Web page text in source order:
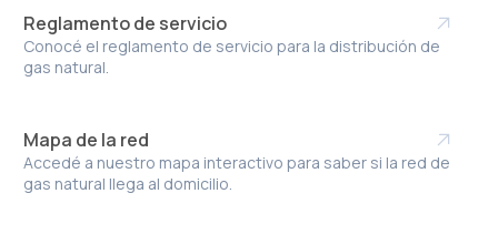
Reglamento de servicio
Conocé el reglamento de servicio para la distribución de
gas natural.
Mapa de la red
Accedé a nuestro mapa interactivo para saber si la red de
gas natural llega al domicilio.